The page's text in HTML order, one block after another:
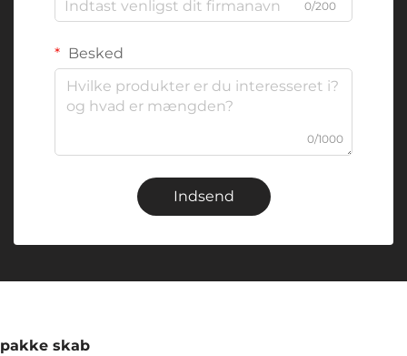
0/200
Besked
0/1000
Indsend
pakke skab